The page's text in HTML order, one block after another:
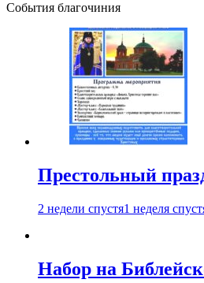
События благочиния
Престольный
2 недели спустя1 неделя
Набор на